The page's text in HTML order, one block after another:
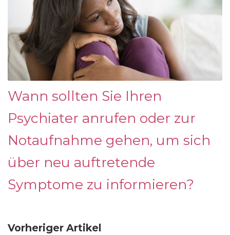
Wann sollten Sie Ihren
Psychiater anrufen oder zur
Notaufnahme gehen, um sich
über neu auftretende
Symptome zu informieren?
Vorheriger Artikel